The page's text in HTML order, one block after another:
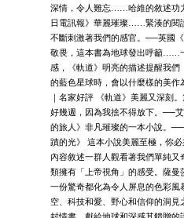
深情，令人難忘……哈維的敘述功
日電訊報》華麗璀璨……緊湊的閱
不斷刺激著我們的感官。──英國
敬畏，這本書為地球發出呼籲……
感，《軌道》明亮的描述提醒我
的藍色星球時，會以什麼樣的美作
｜名家好評 《軌道》美麗又深刻
好幾週，因為我捨不得放下。──
的旅人》非凡璀璨的一本小說。
蹟的光》 這本小說美麗至極，你必
內容敘述一群人觀看著我們單純又
類擁有「上帝視角」的感受。薩
一份驚奇都化為令人屏息的色彩風
空、科技和愛、野心和信仰的洞